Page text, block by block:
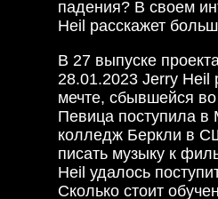
падения? В своем
Heil расскажет
В 27 выпуске
28.01.2023 Jerry Heil
мечте, сбывшейся
Певица поступила в
колледж Беркли в
писать музыку к
Heil удалось
Сколько стоит